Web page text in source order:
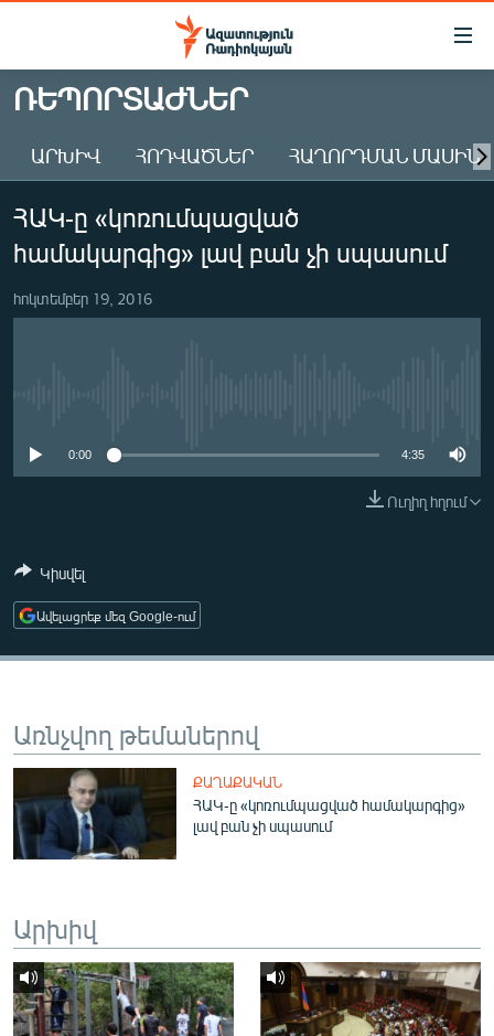
Մատչելիության
Անցնել
հիմնական
Անցնել
հիմնական
մենյուին
Որոնում
ԱԶԱՏՈՒԹՅՈՒՆ TV
ՀԱՅԱՍՏԱՆ
ԸՆՏՐՈՒԹՅՈՒՆՆԵՐ 2026
ԻՐԱՎՈՒՆՔ
ՀԱՍԱՐԱԿՈՒԹՅՈՒՆ
ՏԱՐԱԾԱՇՐՋԱՆ
ՄԵԿՆԱԲԱՆՈՒԹՅՈՒՆ
ԱՐԽԻՎ
ՏԵՍԱՆՅՈՒԹԵՐ
ԲԱՆԱՎԵՃ
Հայերեն
English
ՌԵՊՈՐՏԱԺՆԵՐ
ԱՐԽԻՎ ՀՈԴՎԱԾՆԵՐ ՀԱՂՈՐԴՄԱՆ ՄԱՍԻՆ
ՀԱԿ-ը «կոռումպացված
համակարգից» լավ բան չի սպասում
հոկտեմբեր 19, 2016
0:00 4:35
Ուղիղ հղում
Կիսվել
Ավելացրեք մեզ Google-ում
Առնչվող թեմաներով
ՔԱՂԱՔԱԿԱՆ
ՀԱԿ-ը «կոռումպացված համակարգից»
լավ բան չի սպասում
Արխիվ